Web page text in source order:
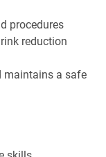
procedures
reduction
maintains a safe